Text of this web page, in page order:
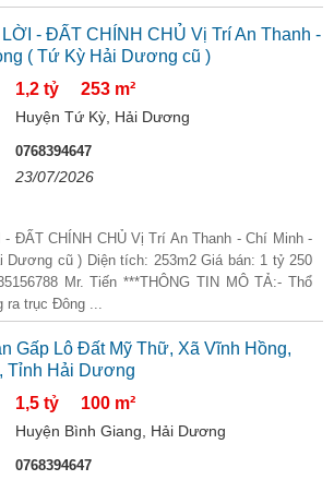
- ĐẤT CHÍNH CHỦ Vị Trí An Thanh -
( Tứ Kỳ Hải Dương cũ )
1,2 tỷ
253 m²
Huyện Tứ Kỳ, Hải Dương
0768394647
23/07/2026
ĐẤT CHÍNH CHỦ Vị Trí An Thanh - Chí Minh -
Dương cũ ) Diện tích: 253m2 Giá bán: 1 tỷ 250
Mr. Tiến ***THÔNG TIN MÔ TẢ:- Thổ
trục Đông ...
Gấp Lô Đất Mỹ Thữ, Xã Vĩnh Hồng,
Tỉnh Hải Dương
1,5 tỷ
100 m²
Huyện Bình Giang, Hải Dương
0768394647